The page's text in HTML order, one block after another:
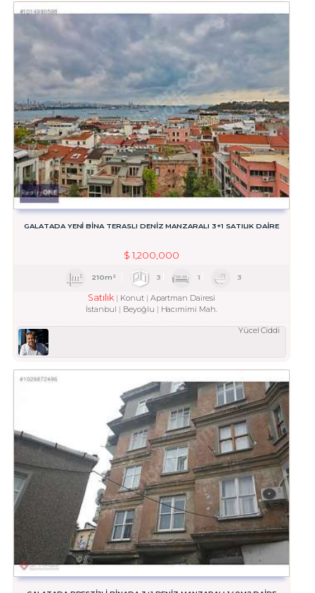
GALATADA YENI BINA TERASLI DENIZ MANZARALI 3+1 SATILIK DAIRE
$ 1,200,000
210m² 3 1 3
Satılık Konut
Apartman Dairesi
İstanbul
Beyoğlu Hacımimi Mah.
Yücel Ciddi